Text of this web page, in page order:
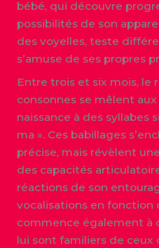
bébé, qui découvre
possibilités de son
des voyelles, teste
s’amuse de ses propres
Entre trois et six mois, le
consonnes se mêlent
naissance à des syllabes
ma ». Ces babillages
précise, mais révèlent
des capacités
réactions de son
vocalisations en fonction
commence également à
lui sont familiers de ceux